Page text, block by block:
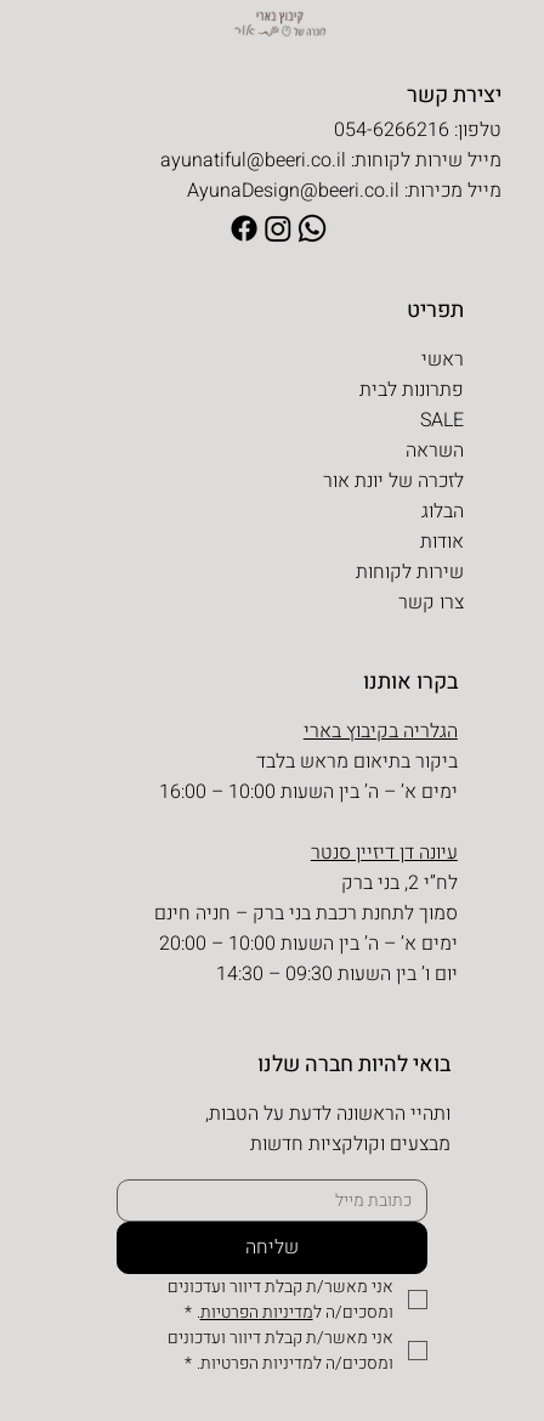
בקרו אותנו
הגלריה בקיבוץ בארי
ביקור בתיאום מראש בלבד
ימים א’ – ה’ בין השעות 10:00 – 16:00
עיונה דן דיזיין סנטר
לח”י 2, בני ברק
סמוך לתחנת רכבת בני ברק – חניה חינם
ימים א’ – ה’ בין השעות 10:00 – 20:00
יום ו’ בין השעות 09:30 – 14:30
תפריט
ראשי
פתרונות לבית
SALE
השראה
לזכרה של יונת אור
הבלוג
אודות
שירות לקוחות
צרו קשר
בואי להיות חברה שלנו
ותהיי הראשונה לדעת על הטבות,
מבצעים וקולקציות חדשות
שליחה
ומסכים/ה למדיניות הפרטיות.
*
ומסכים/ה למדיניות הפרטיות. *
יצירת קשר
טלפון: 054-6266216
מייל שירות לקוחות: ayunatiful@beeri.co.il
מייל מכירות: AyunaDesign@beeri.co.il